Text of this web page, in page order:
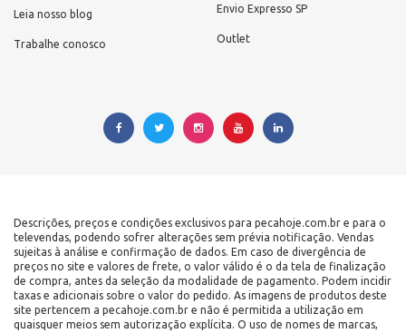
Leia nosso blog
Trabalhe conosco
Envio Expresso SP
Outlet
Descrições, preços e condições exclusivos para pecahoje.com.br e para o
televendas, podendo sofrer alterações sem prévia notificação. Vendas
sujeitas à análise e confirmação de dados. Em caso de divergência de
preços no site e valores de frete, o valor válido é o da tela de finalização
de compra, antes da seleção da modalidade de pagamento. Podem incidir
taxas e adicionais sobre o valor do pedido. As imagens de produtos deste
site pertencem a pecahoje.com.br e não é permitida a utilização em
quaisquer meios sem autorização explícita. O uso de nomes de marcas,